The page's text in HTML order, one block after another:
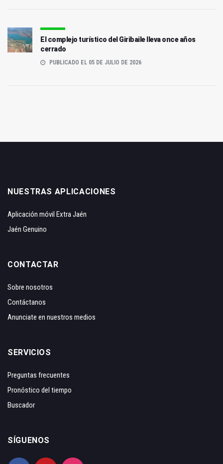
El complejo turístico del Giribaile lleva once años
cerrado
PUBLICADO EL 05 DE JULIO DE 2026
NUESTRAS APLICACIONES
Aplicación móvil Extra Jaén
Jaén Genuino
CONTACTAR
Sobre nosotros
Contáctanos
Anunciate en nuestros medios
SERVICIOS
Preguntas frecuentes
Pronóstico del tiempo
Buscador
SÍGUENOS